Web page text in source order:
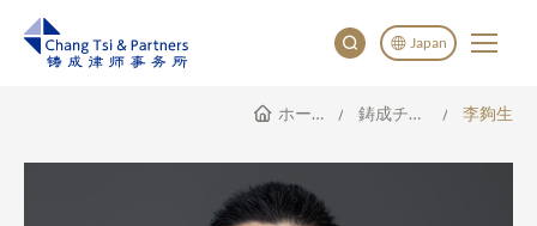
Japan
English
ホームページ 鋳成チーム 李夠生